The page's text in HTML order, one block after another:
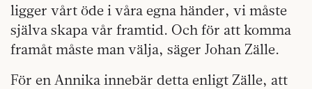
ligger vårt öde i våra egna händer, vi måste
själva skapa vår framtid. Och för att komma
framåt måste man välja, säger Johan Zälle.
För en Annika innebär detta enligt Zälle, att